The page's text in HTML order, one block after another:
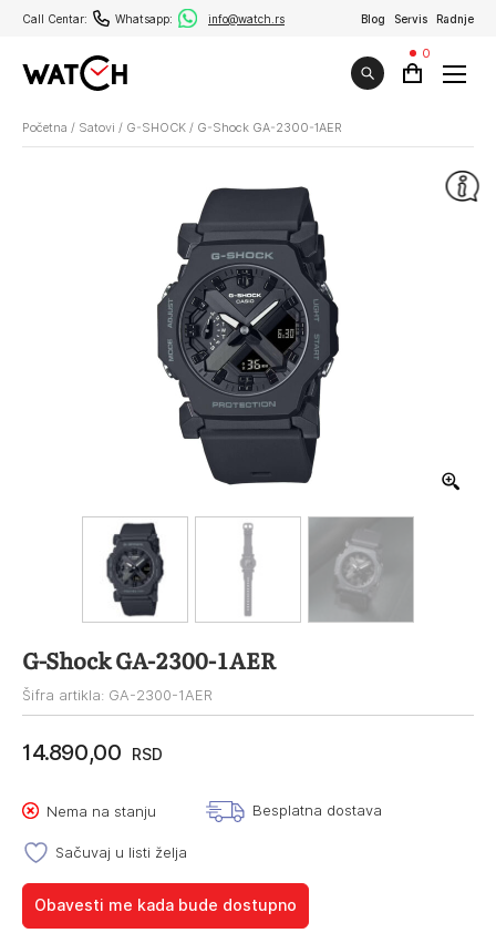
Call Centar: Whatsapp: info@watch.rs Blog Servis Radnje
0
Početna / Satovi / G-SHOCK / G-Shock GA-2300-1AER
G-Shock GA-2300-1AER
Šifra artikla: GA-2300-1AER
14.890,00 RSD
Nema na stanju Besplatna dostava
Sačuvaj u listi želja
Obavesti me kada bude dostupno